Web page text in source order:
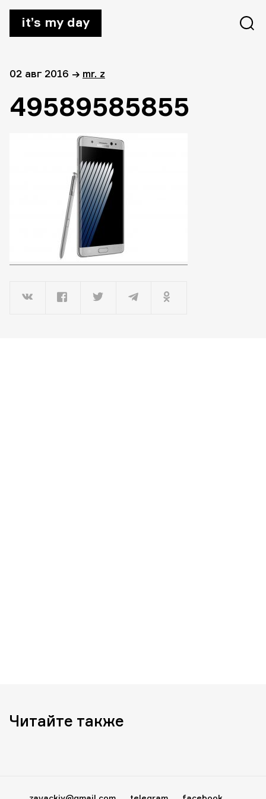
it’s my day
02 авг 2016 → mr. z
49589585855
Читайте также